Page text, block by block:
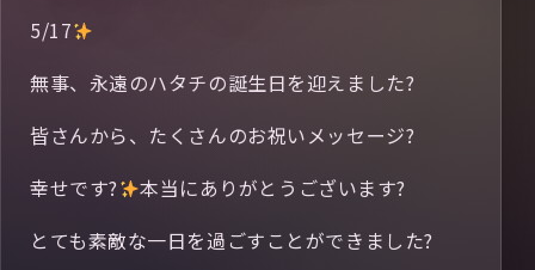
5/17
無事、永遠のハタチの誕生日を迎えました?
皆さんから、たくさんのお祝いメッセージ?
幸せです?
本当にありがとうございます?
とても素敵な一日を過ごすことができました?